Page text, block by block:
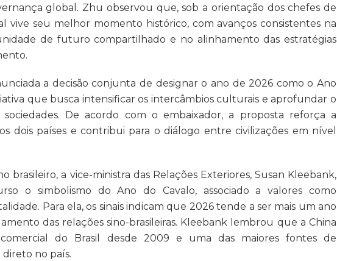
global. Zhu observou que, sob a orientação dos chefes de
vive seu melhor momento histórico, com avanços consistentes na
de futuro compartilhado e no alinhamento das estratégias
a decisão conjunta de designar o ano de 2026 como o Ano
que busca intensificar os intercâmbios culturais e aprofundar o
De acordo com o embaixador, a proposta reforça a
dois países e contribui para o diálogo entre civilizações em nível
brasileiro, a vice-ministra das Relações Exteriores, Susan Kleebank,
o simbolismo do Ano do Cavalo, associado a valores como
Para ela, os sinais indicam que 2026 tende a ser mais um ano
das relações sino-brasileiras. Kleebank lembrou que a China
do Brasil desde 2009 e uma das maiores fontes de
no país.